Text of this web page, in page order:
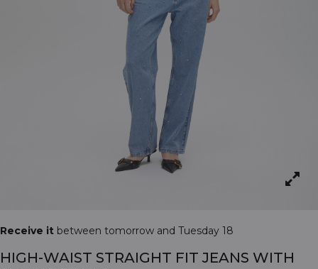
Receive it between tomorrow and Tuesday 18
HIGH-WAIST STRAIGHT FIT JEANS WITH